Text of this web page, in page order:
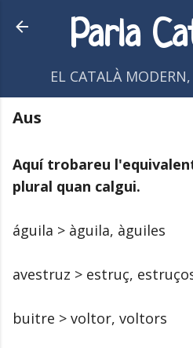
Salta al
Parla
EL CATALÀ
Aus
Aquí trobareu
plural quan calgui.
águila > àguila, àguiles
avestruz > estruç,
buitre > voltor, voltors